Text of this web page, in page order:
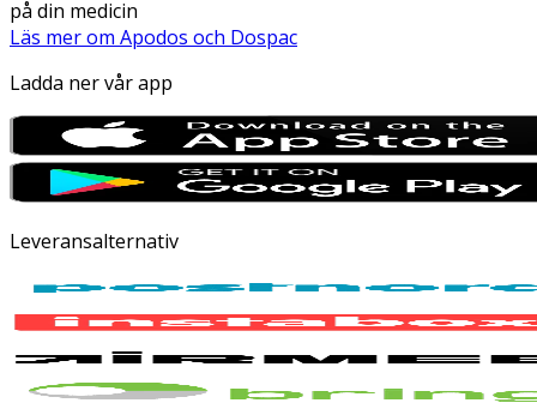
på din medicin
Läs mer om Apodos och Dospac
Ladda ner vår app
Leveransalternativ